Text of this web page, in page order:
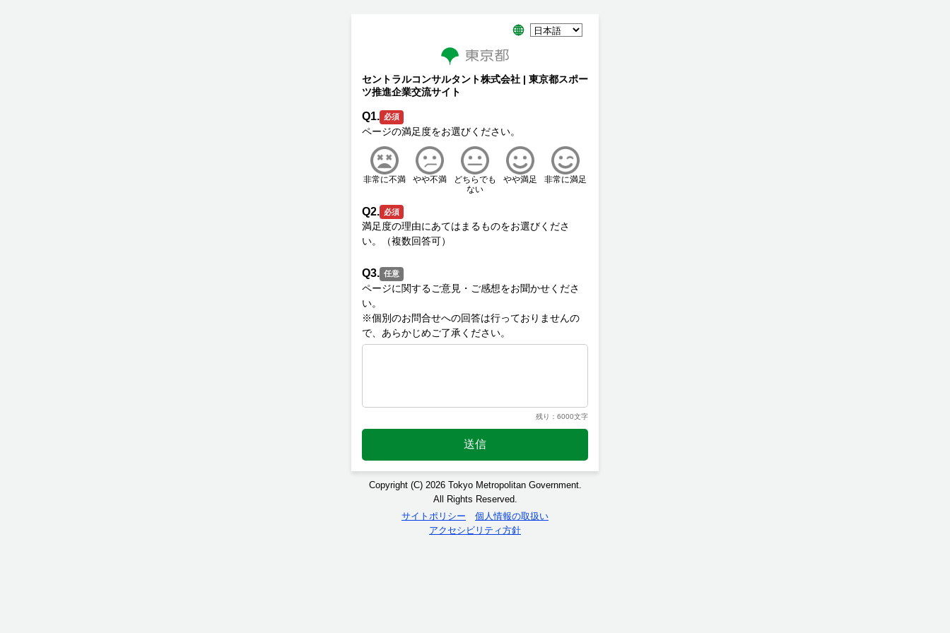
セントラルコンサルタント株式会社 | 東京都スポー
ツ推進企業交流サイト
Q1. 必須
非常に不満 やや不満
どちらでも
ない
やや満足 非常に満足
Q2. 必須
満足度の理由にあてはまるものをお選びくださ
Q3. 任意
ページに関するご意見・ご感想をお聞かせくださ
い。
※個別のお問合せへの回答は行っておりませんの
残り：6000文字
送信
Copyright (C) 2026 Tokyo Metropolitan Government.
All Rights Reserved.
サイトポリシー
個人情報の取扱い
アクセシビリティ方針